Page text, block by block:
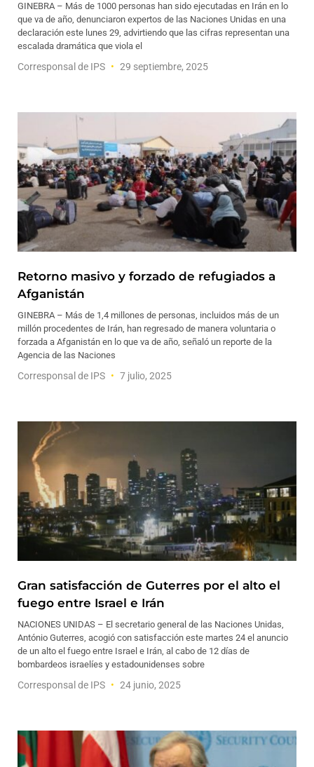
GINEBRA – Más de 1000 personas han sido ejecutadas en Irán en lo
que va de año, denunciaron expertos de las Naciones Unidas en una
declaración este lunes 29, advirtiendo que las cifras representan una
escalada dramática que viola el
Corresponsal de IPS 29 septiembre, 2025
Retorno masivo y forzado de refugiados a
Afganistán
GINEBRA – Más de 1,4 millones de personas, incluidos más de un
millón procedentes de Irán, han regresado de manera voluntaria o
forzada a Afganistán en lo que va de año, señaló un reporte de la
Agencia de las Naciones
Corresponsal de IPS 7 julio, 2025
Gran satisfacción de Guterres por el alto el
fuego entre Israel e Irán
NACIONES UNIDAS – El secretario general de las Naciones Unidas,
António Guterres, acogió con satisfacción este martes 24 el anuncio
de un alto el fuego entre Israel e Irán, al cabo de 12 días de
bombardeos israelíes y estadounidenses sobre
Corresponsal de IPS 24 junio, 2025